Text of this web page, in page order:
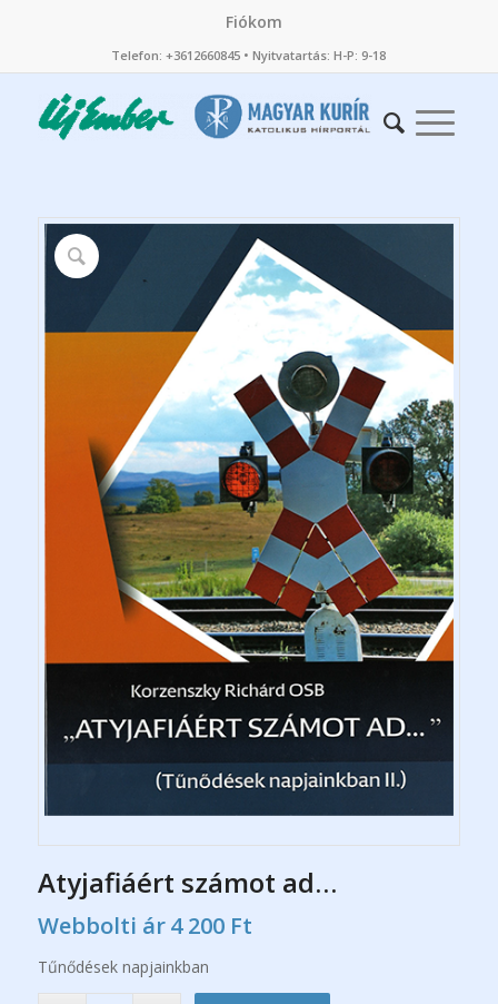
Fiókom
Telefon: +3612660845 • Nyitvatartás: H-P: 9-18
Atyjafiáért számot ad…
Webbolti ár 4 200 Ft
Tűnődések napjainkban